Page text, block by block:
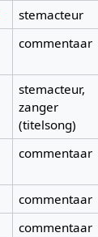
stemacteur
commentaar
stemacteur,
zanger
(titelsong)
commentaar
commentaar
commentaar